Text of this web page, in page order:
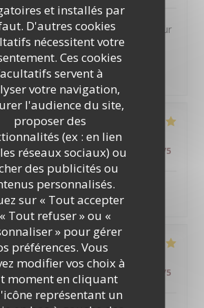
et installés par
D'autres cookies
nécessitent votre
Ces cookies
servent à
votre navigation,
l'audience du site,
proposer des
(ex : en lien
réseaux sociaux) ou
des publicités ou
personnalisés.
sur « Tout accepter
Tout refuser » ou «
» pour gérer
préférences. Vous
modifier vos choix à
moment en cliquant
représentant un
avec des plats de qualité pour
! Nous avons passé un super
été très chaleureusement
tout !
Couverts 4
:5/5 Cuisine:4/5 Qualité / Prix /5
very good food,
Couverts 2
: 5 /5